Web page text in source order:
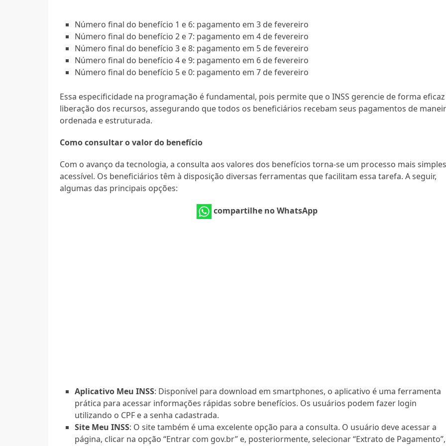
Número final do benefício 1 e 6: pagamento em 3 de fevereiro
Número final do benefício 2 e 7: pagamento em 4 de fevereiro
Número final do benefício 3 e 8: pagamento em 5 de fevereiro
Número final do benefício 4 e 9: pagamento em 6 de fevereiro
Número final do benefício 5 e 0: pagamento em 7 de fevereiro
Essa especificidade na programação é fundamental, pois permite que o INSS gerencie de forma eficaz
liberação dos recursos, assegurando que todos os beneficiários recebam seus pagamentos de
ordenada e estruturada.
Como consultar o valor do benefício
Com o avanço da tecnologia, a consulta aos valores dos benefícios torna-se um processo mais
acessível. Os beneficiários têm à disposição diversas ferramentas que facilitam essa tarefa. A seguir,
algumas das principais opções:
compartilhe no WhatsApp
Aplicativo Meu INSS: Disponível para download em smartphones, o aplicativo é uma ferramenta
prática para acessar informações rápidas sobre benefícios. Os usuários podem fazer login
utilizando o CPF e a senha cadastrada.
Site Meu INSS: O site também é uma excelente opção para a consulta. O usuário deve acessar a
página, clicar na opção “Entrar com gov.br” e, posteriormente, selecionar “Extrato de Pagamento”,